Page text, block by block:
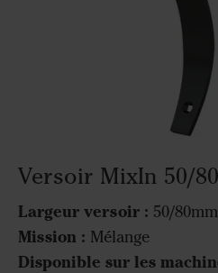
Versoir MixIn 50/
Largeur versoir : 50/80mm
Mission : Mélange
Disponible sur les